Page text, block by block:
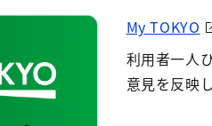
My TOKYO
利用者一人
意見を反映